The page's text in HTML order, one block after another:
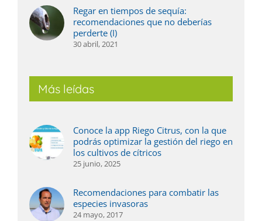
Regar en tiempos de sequía:
recomendaciones que no deberías
perderte (I)
30 abril, 2021
Más leídas
Conoce la app Riego Citrus, con la que
podrás optimizar la gestión del riego en
los cultivos de cítricos
25 junio, 2025
Recomendaciones para combatir las
especies invasoras
24 mayo, 2017